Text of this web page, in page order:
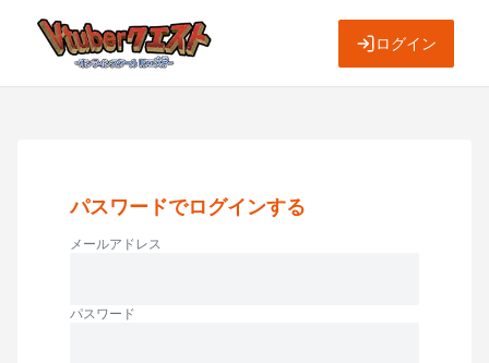
ログイン
パスワードでログインする
メールアドレス
パスワード